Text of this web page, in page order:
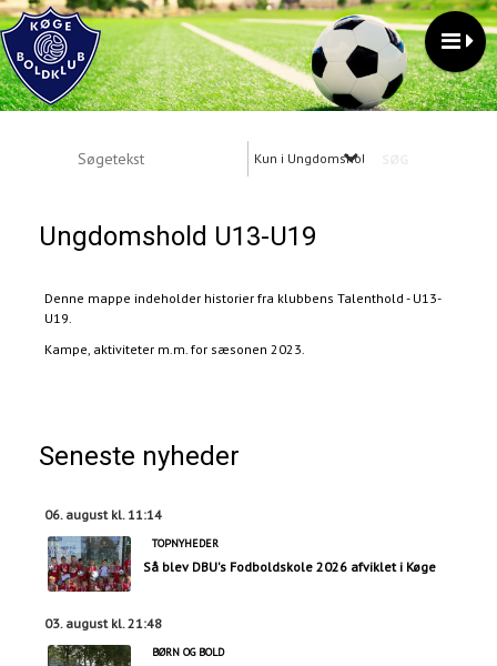
Kun i Ungdomshold U13-U19
Ungdomshold U13-U19
Denne mappe indeholder historier fra klubbens Talenthold - U13-
U19.
Kampe, aktiviteter m.m. for sæsonen 2023.
Seneste nyheder
06. august kl. 11:14
TOPNYHEDER
Så blev DBU's Fodboldskole 2026 afviklet i Køge
03. august kl. 21:48
BØRN OG BOLD